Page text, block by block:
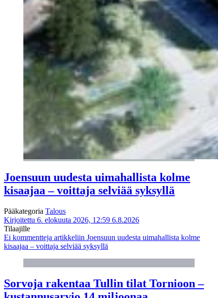
Joensuun uudesta uimahallista kolme
kisaajaa – voittaja selviää syksyllä
Pääkategoria Talous
Kirjoitettu 6. elokuuta 2026, 12:59 6.8.2026
Tilaajille
Ei kommentteja artikkeliin Joensuun uudesta uimahallista kolme
kisaajaa – voittaja selviää syksyllä
Sorvoja rakentaa Tullin tilat Tornioon –